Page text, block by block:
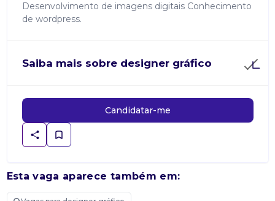
Desenvolvimento de imagens digitais Conhecimento
de wordpress.
Saiba mais sobre designer gráfico
Candidatar-me
Esta vaga aparece também em: